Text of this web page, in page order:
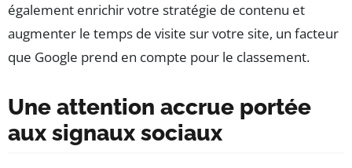
également enrichir votre stratégie de contenu et
augmenter le temps de visite sur votre site, un facteur
que Google prend en compte pour le classement.
Une attention accrue portée
aux signaux sociaux